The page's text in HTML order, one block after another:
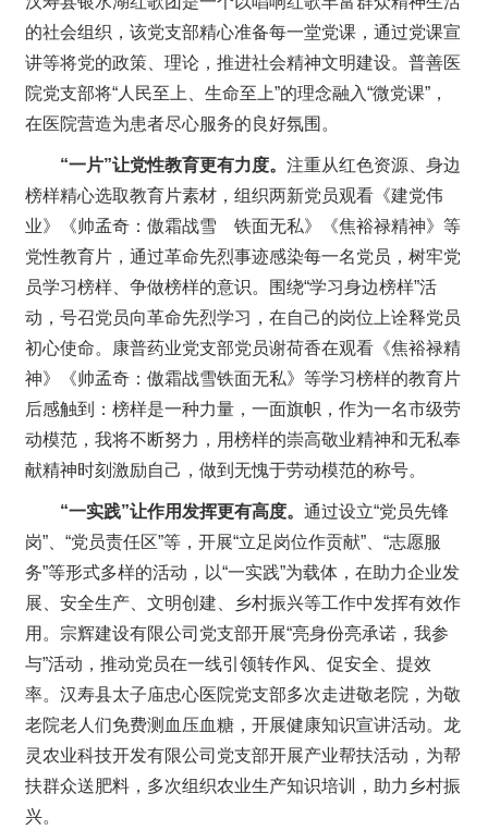
的社会组织，该党支部精心准备每一堂党课，通过党课宣
讲等将党的政策、理论，推进社会精神文明建设。普善医
院党支部将“人民至上、生命至上”的理念融入“微党课”，
在医院营造为患者尽心服务的良好氛围。
“一片”让党性教育更有力度。 注重从红色资源、身边
榜样精心选取教育片素材，组织两新党员观看《建党伟
业》《帅孟奇：傲霜战雪 铁面无私》《焦裕禄精神》等
党性教育片，通过革命先烈事迹感染每一名党员，树牢党
员学习榜样、争做榜样的意识。围绕“学习身边榜样”活
动，号召党员向革命先烈学习，在自己的岗位上诠释党员
初心使命。康普药业党支部党员谢荷香在观看《焦裕禄精
神》《帅孟奇：傲霜战雪铁面无私》等学习榜样的教育片
后感触到：榜样是一种力量，一面旗帜，作为一名市级劳
动模范，我将不断努力，用榜样的崇高敬业精神和无私奉
献精神时刻激励自己，做到无愧于劳动模范的称号。
“一实践”让作用发挥更有高度。 通过设立“党员先锋
岗”、“党员责任区”等，开展“立足岗位作贡献”、“志愿服
务”等形式多样的活动，以“一实践”为载体，在助力企业发
展、安全生产、文明创建、乡村振兴等工作中发挥有效作
用。宗辉建设有限公司党支部开展“亮身份亮承诺，我参
与”活动，推动党员在一线引领转作风、促安全、提效
率。汉寿县太子庙忠心医院党支部多次走进敬老院，为敬
老院老人们免费测血压血糖，开展健康知识宣讲活动。龙
灵农业科技开发有限公司党支部开展产业帮扶活动，为帮
扶群众送肥料，多次组织农业生产知识培训，助力乡村振
兴。